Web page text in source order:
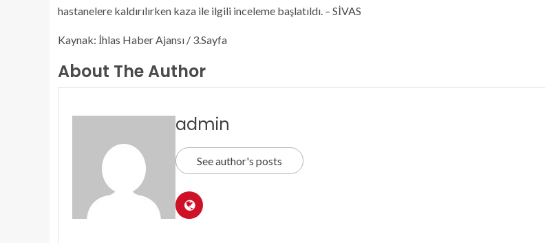
hastanelere kaldırılırken kaza ile ilgili inceleme başlatıldı. – SİVAS
Kaynak: İhlas Haber Ajansı / 3.Sayfa
About The Author
admin
See author's posts